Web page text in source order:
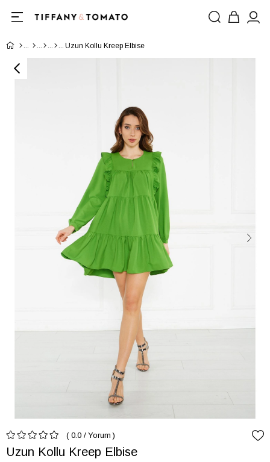
Uzun Kollu Kreep Elbise
0.0 / Yorum
Uzun Kollu Kreep Elbise